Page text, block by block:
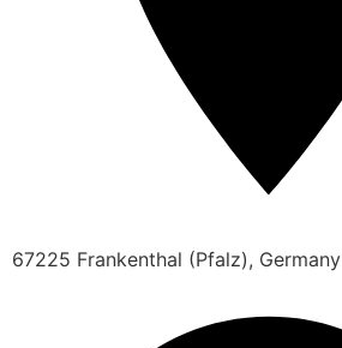
67225 Frankenthal (Pfalz), Germany